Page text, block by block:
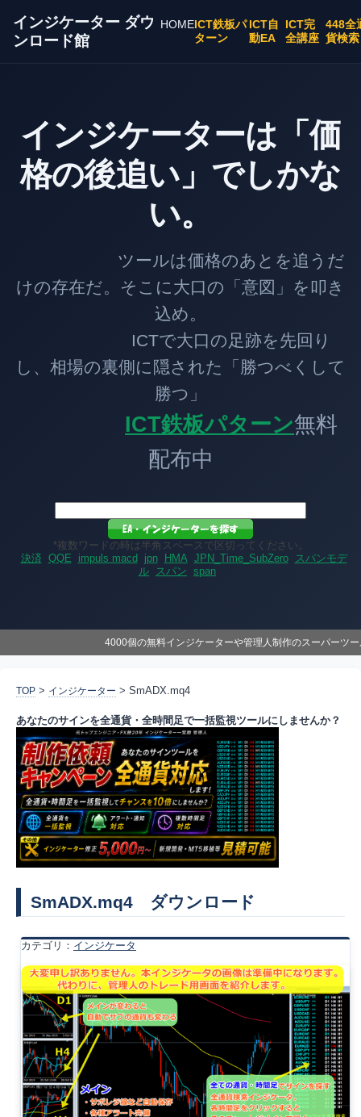
インジケーター ダウ
ンロード館
HOMEICT鉄板パ
ターン
ICT自
動EA
ICT完
全講座
448全
貨検索
インジケーターは「価
格の後追い」でしかな
い。
ツールは価格のあとを追うだ
けの存在だ。そこに大口の「意図」を叩き
込め。
ICTで大口の足跡を先回り
し、相場の裏側に隠された「勝つべくして
勝つ」
ICT鉄板パターン無料
配布中
*複数ワードの時は半角スペースで区切ってください。
決済 QQE impuls macd jpn HMA JPN_Time_SubZero
スパンモデ
ル スパン span
4000個の無料インジケーターや管理人制作のスーパーツ
TOP > インジケーター > SmADX.mq4
あなたのサインを全通貨・全時間足で一括監視ツールにしませんか？
SmADX.mq4 ダウンロード
カテゴリ： インジケータ